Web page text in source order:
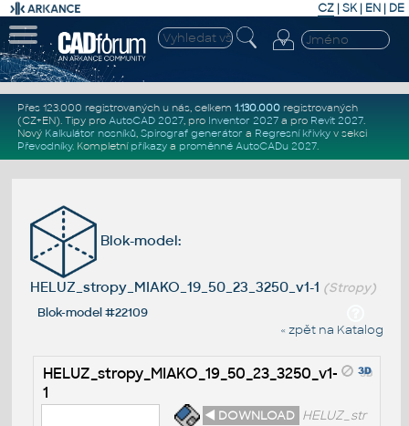
CZ | SK| EN | DE
Přes 123.000 registrovaných u nás, celkem 1.130.000registrovaných
(CZ+EN). Tipy pro AutoCAD 2027, pro Inventor 2027a pro Revit 2027.
Nový Kalkulátor nosníků, Spirograf generátor a Regresní křivkyv sekci
Převodníky. Kompletní příkazya proměnné AutoCADu 2027.
Blok-model:
HELUZ_stropy_MIAKO_19_50_23_3250_v1-1 (Stropy)
Blok-model #22109
« zpět na Katalog
HELUZ_stropy_MIAKO_19_50_23_3250_v1-
1
◄ DOWNLOAD HELUZ_str